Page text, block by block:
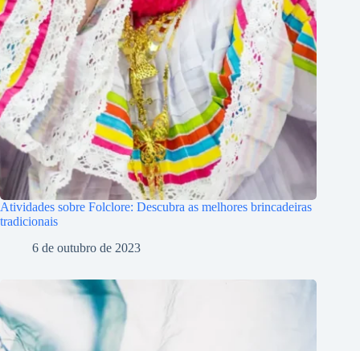
Atividades sobre Folclore: Descubra as melhores brincadeiras
tradicionais
6 de outubro de 2023